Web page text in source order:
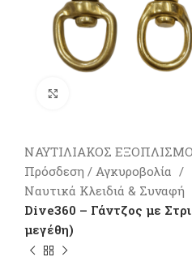
ΝΑΥΤΙΛΙΑΚΟΣ
Πρόσδεση / Αγκυροβολία
Ναυτικά Κλειδιά & Συναφή
Dive360 – Γάντζος με
μεγέθη)